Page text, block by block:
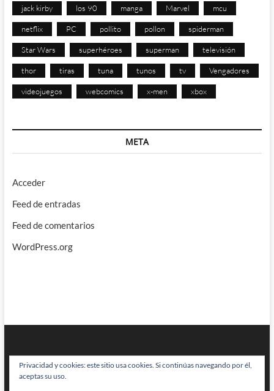
jack kirby los 90 manga Marvel mcu
netflix PC pollito pollon spiderman
Star Wars superhéroes superman televisión
thor tiras tuna tunos tv Vengadores
videojuegos webcomics x-men xbox
META
Acceder
Feed de entradas
Feed de comentarios
WordPress.org
Privacidad y cookies: este sitio usa cookies. Si continúas navegando por él,
aceptas su uso.